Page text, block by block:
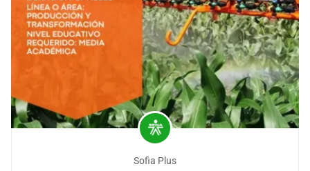
Sofia Plus